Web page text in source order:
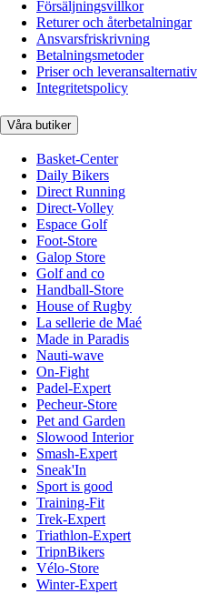
Försäljningsvillkor
Returer och återbetalningar
Ansvarsfriskrivning
Betalningsmetoder
Priser och leveransalternativ
Integritetspolicy
Våra butiker
Basket-Center
Daily Bikers
Direct Running
Direct-Volley
Espace Golf
Foot-Store
Galop Store
Golf and co
Handball-Store
House of Rugby
La sellerie de Maé
Made in Paradis
Nauti-wave
On-Fight
Padel-Expert
Pecheur-Store
Pet and Garden
Slowood Interior
Smash-Expert
Sneak'In
Sport is good
Training-Fit
Trek-Expert
Triathlon-Expert
TripnBikers
Vélo-Store
Winter-Expert